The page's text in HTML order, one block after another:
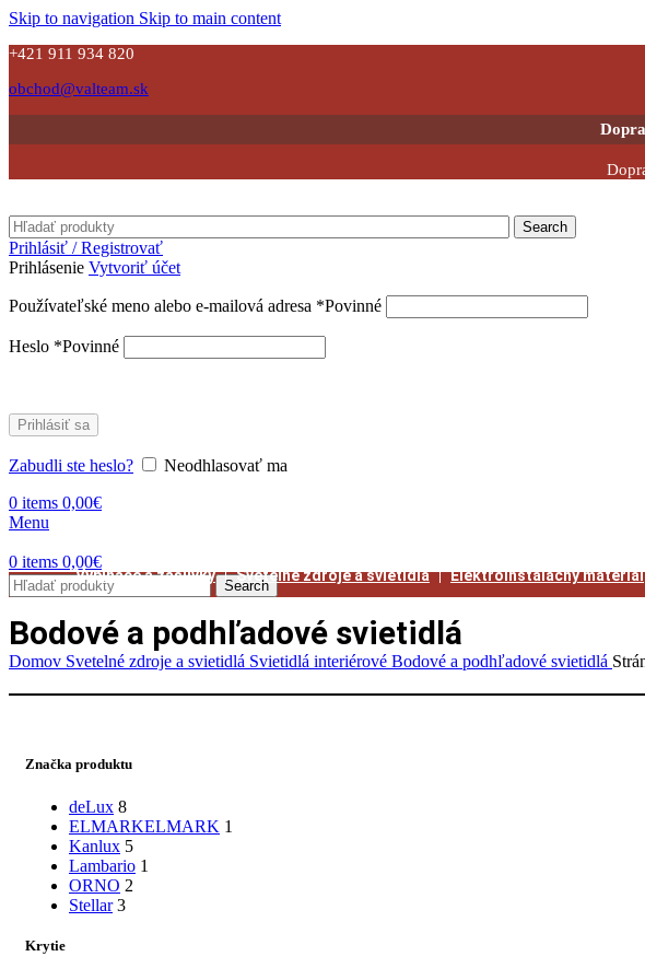
Skip to navigation Skip to main content
+421 911 934 820
obchod@valteam.sk
Search
Prihlásiť / Registrovať
Prihlásenie Vytvoriť účet
Používateľské meno alebo e-mailová adresa *Povinné
Heslo *Povinné
Prihlásiť sa
Zabudli ste heslo?
Neodhlasovať ma
0 items 0,00€
Menu
0 items 0,00€
Search
Vypínače a zásuvky Svetelné zdroje a svietidlá Elektroinštalačný materiál
Bodové a podhľadové svietidlá
Domov Svetelné zdroje a svietidlá Svietidlá interiérové Bodové a podhľadové svietidlá
Značka produktu
deLux 8
ELMARKELMARK 1
Kanlux 5
Lambario 1
ORNO 2
Stellar 3
Krytie